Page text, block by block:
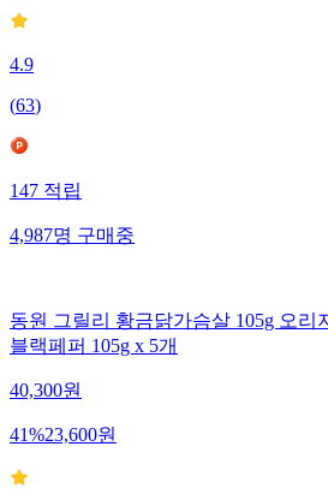
4.9
(63)
147 적립
4,987명 구매중
동원 그릴리 황금닭가슴살 105g 오리
블랙페퍼 105g x 5개
40,300원
41%23,600원